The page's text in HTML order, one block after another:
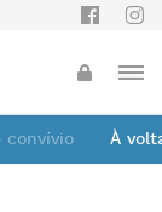
convívio À